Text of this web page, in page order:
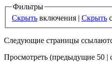
Фильтры
Скрыть включения | Скрыть
Следующие страницы
Просмотреть (предыдущие 50 |